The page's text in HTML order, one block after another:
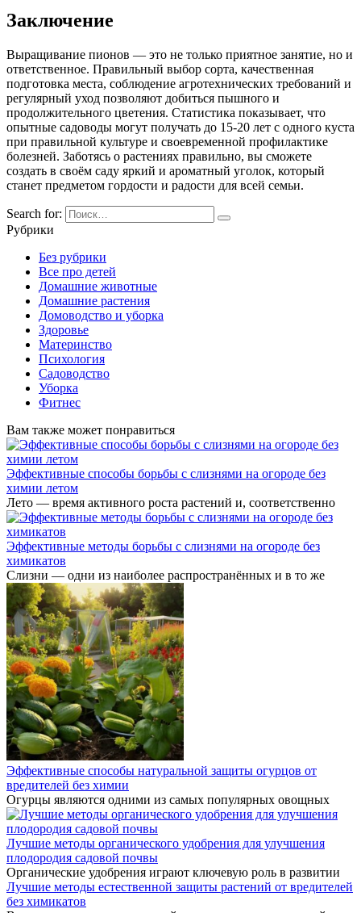
Заключение
Выращивание пионов — это не только приятное занятие, но и
ответственное. Правильный выбор сорта, качественная
подготовка места, соблюдение агротехнических требований и
регулярный уход позволяют добиться пышного и
продолжительного цветения. Статистика показывает, что
опытные садоводы могут получать до 15-20 лет с одного куста
при правильной культуре и своевременной профилактике
болезней. Заботясь о растениях правильно, вы сможете
создать в своём саду яркий и ароматный уголок, который
станет предметом гордости и радости для всей семьи.
Search for:
Рубрики
Без рубрики
Все про детей
Домашние животные
Домашние растения
Домоводство и уборка
Здоровье
Материнство
Психология
Садоводство
Уборка
Фитнес
Вам также может понравиться
Эффективные способы борьбы с слизнями на огороде без
химии летом
Лето — время активного роста растений и, соответственно
Эффективные методы борьбы с слизнями на огороде без
химикатов
Слизни — одни из наиболее распространённых и в то же
Эффективные способы натуральной защиты огурцов от
вредителей без химии
Огурцы являются одними из самых популярных овощных
Лучшие методы органического удобрения для улучшения
плодородия садовой почвы
Органические удобрения играют ключевую роль в развитии
Лучшие методы естественной защиты растений от вредителей
без химикатов